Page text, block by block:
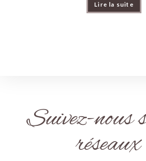
Lire la suite
Suivez-nous